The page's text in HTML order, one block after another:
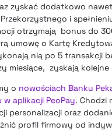
zyskać dodatkowo nawet
i
otrzymają bonus do
umowę o Kartę
nią po 5 transakcji
miesiące, zyskają kolejne
o nowościach Banku
aplikacji PeoPay. Chodzi
personalizacji oraz
profil firmowy od